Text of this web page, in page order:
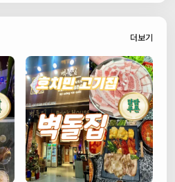
더보기